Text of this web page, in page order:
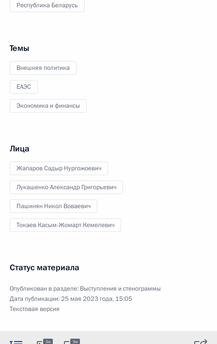
Республика Беларусь
Темы
Внешняя политика
ЕАЭС
Экономика и финансы
Лица
Жапаров Садыр Нургожоевич
Лукашенко Александр Григорьевич
Пашинян Никол Воваевич
Токаев Касым-Жомарт Кемелевич
Статус материала
Опубликован в разделе: Выступления и стенограммы
Дата публикации:25 мая 2023 года, 15:05
Текстовая версия
3м 3м